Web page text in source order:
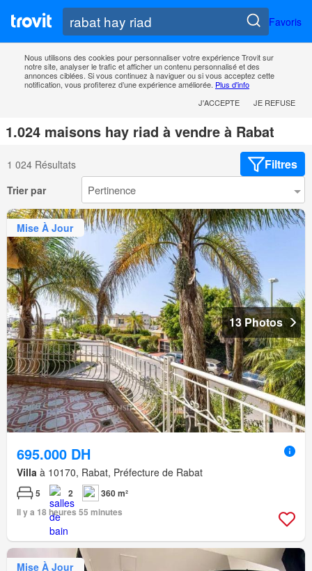
Favoris
Nous utilisons des cookies pour personnaliser votre expérience Trovit sur
notre site, analyser le trafic et afficher un contenu personnalisé et des
annonces ciblées. Si vous continuez à naviguer ou si vous acceptez cette
notification, vous profiterez d’une expérience améliorée. Plus d'info
J'ACCEPTE
JE REFUSE
1.024 maisons hay riad à vendre à Rabat
1 024 Résultats Filtres
Trier par
Mise À Jour
13 Photos
695.000 DH
Villa à 10170, Rabat, Préfecture de Rabat
5 2
360 m²
Il y a 18 heures 55 minutes
Mise À Jour